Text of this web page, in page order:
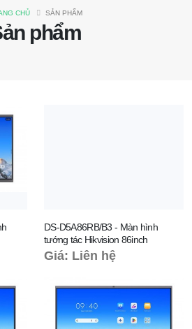
phẩm
CHỦ SẢN PHẨM
DS-D5A86RB/B3 - Màn hình
tướng tác Hikvision 86inch
Giá: Liên hệ